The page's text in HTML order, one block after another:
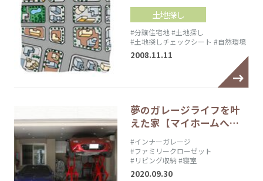
土地探し
#分譲住宅地#土地探し
#土地探しチェックシート #自然環境
2008.11.11
夢のガレージライフを叶
えた家【マイホームへ…
#インナーガレージ
#ファミリークローゼット
#リビング収納 #寝室
2020.09.30